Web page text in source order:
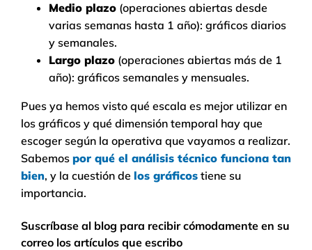
Medio plazo (operaciones abiertas desde
varias semanas hasta 1 año): gráficos diarios
y semanales.
Largo plazo (operaciones abiertas más de 1
año): gráficos semanales y mensuales.
Pues ya hemos visto qué escala es mejor utilizar en
los gráficos y qué dimensión temporal hay que
escoger según la operativa que vayamos a realizar.
Sabemos por qué el análisis técnico funciona tan
bien, y la cuestión de los gráficos tiene su
importancia.
Suscríbase al blog para recibir cómodamente en su
correo los artículos que escribo